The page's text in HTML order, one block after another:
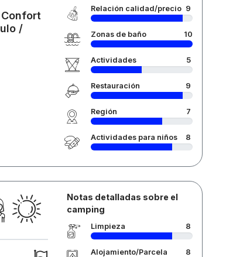
/
Relación calidad/precio 9
Zonas de baño 10
Actividades 5
Restauración 9
Región 7
Actividades para niños 8
Notas detalladas sobre el
camping
Limpieza 8
Alojamiento/Parcela 8